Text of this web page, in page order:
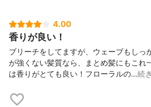
4.00
香りが良い！
ブリーチをしてますが、ウェーブもしっ
が強くない髪質なら、まとめ髪にもこれ
は香りがとても良い！フローラルの…続